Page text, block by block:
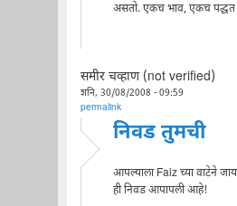
असतो. एकच भाव, एकच पद्धत
समीर चव्हाण (not verified)
शनि, 30/08/2008 - 09:59
permalink
निवड तुमची
आपल्याला Faiz च्या वाटेने
ही निवड आपापली आहे!